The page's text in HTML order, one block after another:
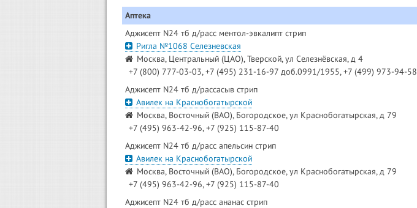
Аптека
Аджисепт N24 тб д/расс ментол-эвкалипт стрип
Ригла №1068 Селезневская
Москва, Центральный (ЦАО), Тверской, ул Селезнёвская, д 4
+7 (800) 777-03-03, +7 (495) 231-16-97 доб.0991/1955, +7 (499) 973-94-58
Аджисепт N24 тб д/рассасыв стрип
Авилек на Краснобогатырской
Москва, Восточный (ВАО), Богородское, ул Краснобогатырская, д 79
+7 (495) 963-42-96, +7 (925) 115-87-40
Аджисепт N24 тб д/расс апельсин стрип
Авилек на Краснобогатырской
Москва, Восточный (ВАО), Богородское, ул Краснобогатырская, д 79
+7 (495) 963-42-96, +7 (925) 115-87-40
Аджисепт N24 тб д/расс ананас стрип